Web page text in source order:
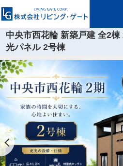
中央市西花輪 新築戸建 全2
光パネル 2号棟